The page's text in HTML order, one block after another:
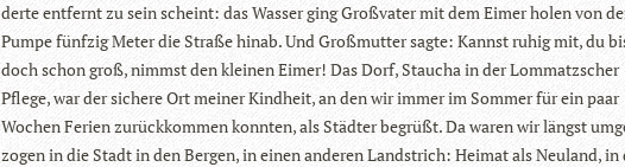
derte ent­fernt zu sein scheint: das Was­ser ging Groß­va­ter mit dem Eimer holen von
Pumpe fünf­zig Meter die Straße hinab. Und Groß­mutter sagte: Kannst ruhig mit, du
doch schon groß, nimmst den klei­nen Eimer! Das Dorf, Stau­cha in der Lom­matz­scher
Pflege, war der sichere Ort mei­ner Kind­heit, an den wir immer im Som­mer für ein paar
Wochen Ferien zurück­kom­men konn­ten, als Städ­ter begrüßt. Da waren wir längst
zo­gen in die Stadt in den Ber­gen, in einen ande­ren Land­strich: Hei­mat als Neu­land, in